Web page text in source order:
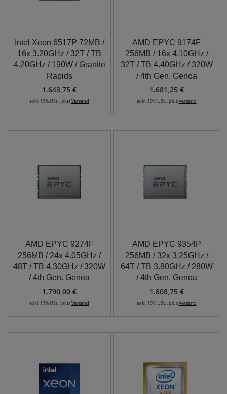
Intel Xeon 6517P 72MB /
16x 3.20GHz / 32T / TB
4.20GHz / 190W / Granite
Rapids
1.643,75 €
exkl. 19% USt. , plusVersand
AMD EPYC 9174F
256MB / 16x 4.10GHz /
32T / TB 4.40GHz / 320W
/ 4th Gen. Genoa
1.681,25 €
exkl. 19% USt. , plusVersand
AMD EPYC 9274F
256MB / 24x 4.05GHz /
48T / TB 4.30GHz / 320W
/ 4th Gen. Genoa
1.790,00 €
exkl. 19% USt. , plusVersand
AMD EPYC 9354P
256MB / 32x 3.25GHz /
64T / TB 3.80GHz / 280W
/ 4th Gen. Genoa
1.808,75 €
exkl. 19% USt. , plusVersand